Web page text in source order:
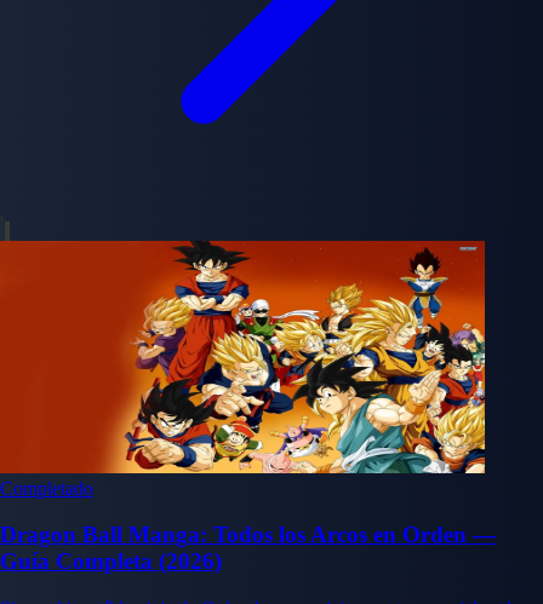
Completado
Dragon Ball Manga: Todos los Arcos en Orden —
Guía Completa (2026)